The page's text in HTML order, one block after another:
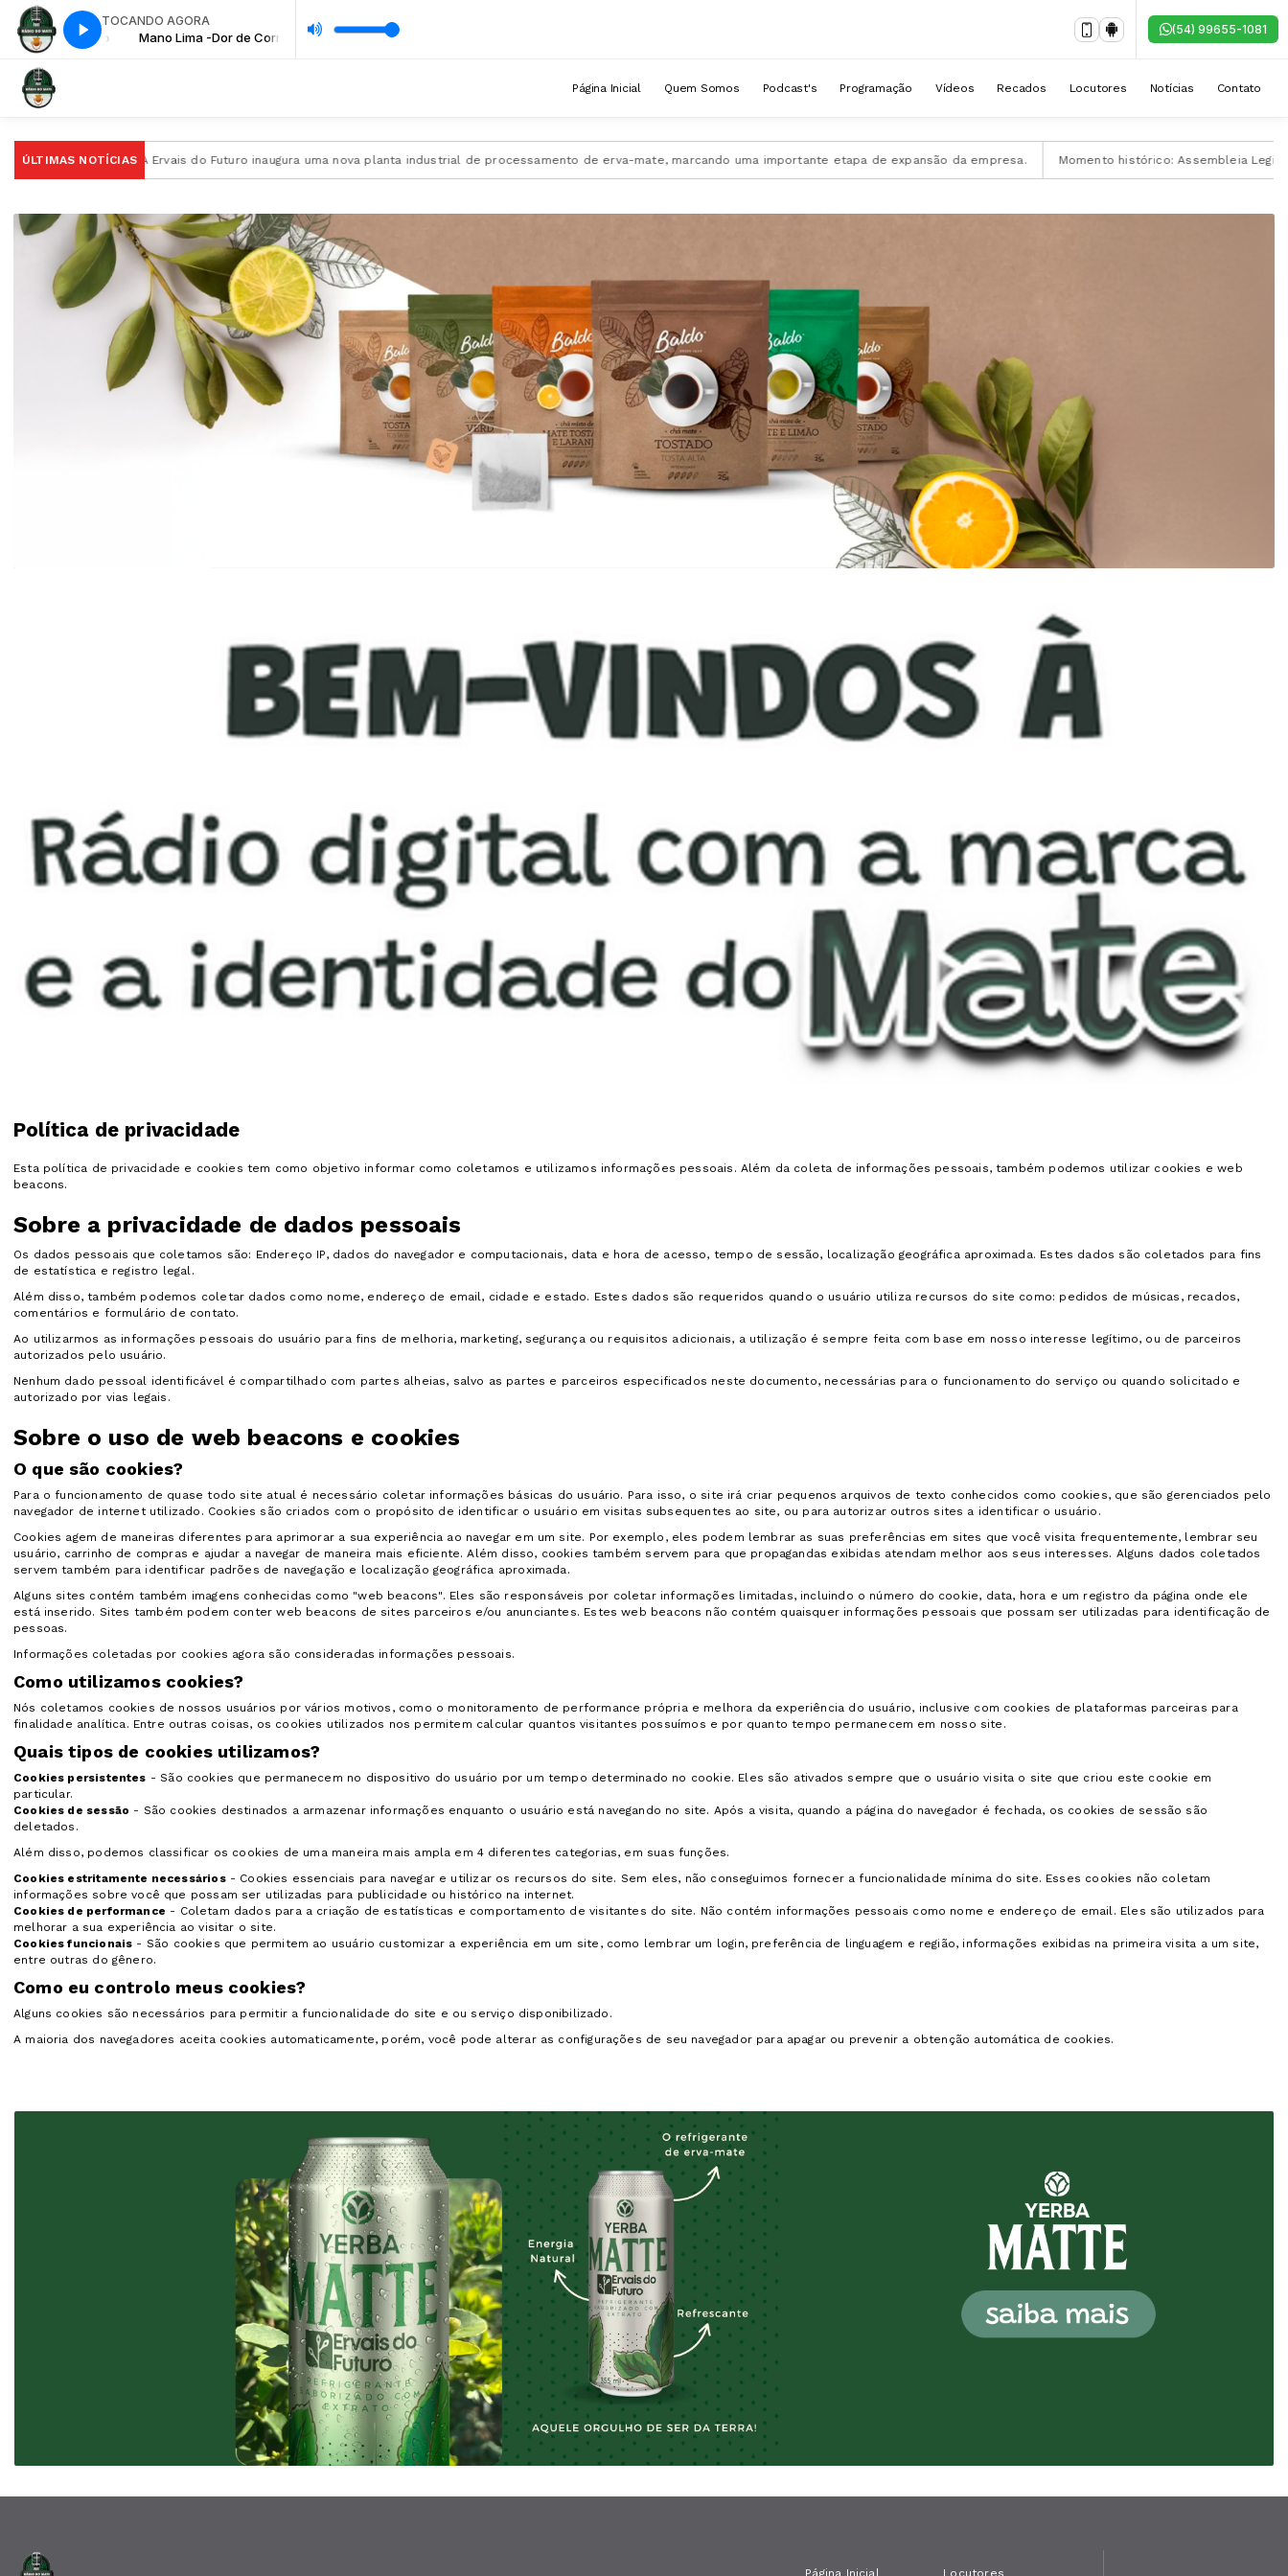
TOCANDO AGORA
de Corno Mano Lima -Dor de Corno
(54) 99655-1081
Página Inicial Quem Somos Podcast's Programação Vídeos Recados Locutores Notícias Contato
ÚLTIMAS NOTÍCIAS
Mate A Ervais do Futuro inaugura uma nova planta industrial de processamento de erva-mate, marcando uma importante etapa de expansão da empresa. Momento histórico: Assembleia Legislativa
Política de privacidade
Esta política de privacidade e cookies tem como objetivo informar como coletamos e utilizamos informações pessoais. Além da coleta de informações pessoais, também podemos utilizar cookies e web
beacons.
Sobre a privacidade de dados pessoais
Os dados pessoais que coletamos são: Endereço IP, dados do navegador e computacionais, data e hora de acesso, tempo de sessão, localização geográfica aproximada. Estes dados são coletados para fins
de estatística e registro legal.
Além disso, também podemos coletar dados como nome, endereço de email, cidade e estado. Estes dados são requeridos quando o usuário utiliza recursos do site como: pedidos de músicas, recados,
comentários e formulário de contato.
Ao utilizarmos as informações pessoais do usuário para fins de melhoria, marketing, segurança ou requisitos adicionais, a utilização é sempre feita com base em nosso interesse legítimo, ou de parceiros
autorizados pelo usuário.
Nenhum dado pessoal identificável é compartilhado com partes alheias, salvo as partes e parceiros especificados neste documento, necessárias para o funcionamento do serviço ou quando solicitado e
autorizado por vias legais.
Sobre o uso de web beacons e cookies
O que são cookies?
Para o funcionamento de quase todo site atual é necessário coletar informações básicas do usuário. Para isso, o site irá criar pequenos arquivos de texto conhecidos como cookies, que são gerenciados pelo
navegador de internet utilizado. Cookies são criados com o propósito de identificar o usuário em visitas subsequentes ao site, ou para autorizar outros sites a identificar o usuário.
Cookies agem de maneiras diferentes para aprimorar a sua experiência ao navegar em um site. Por exemplo, eles podem lembrar as suas preferências em sites que você visita frequentemente, lembrar seu
usuário, carrinho de compras e ajudar a navegar de maneira mais eficiente. Além disso, cookies também servem para que propagandas exibidas atendam melhor aos seus interesses. Alguns dados coletados
servem também para identificar padrões de navegação e localização geográfica aproximada.
Alguns sites contém também imagens conhecidas como "web beacons". Eles são responsáveis por coletar informações limitadas, incluindo o número do cookie, data, hora e um registro da página onde ele
está inserido. Sites também podem conter web beacons de sites parceiros e/ou anunciantes. Estes web beacons não contém quaisquer informações pessoais que possam ser utilizadas para identificação de
pessoas.
Informações coletadas por cookies agora são consideradas informações pessoais.
Como utilizamos cookies?
Nós coletamos cookies de nossos usuários por vários motivos, como o monitoramento de performance própria e melhora da experiência do usuário, inclusive com cookies de plataformas parceiras para
finalidade analítica. Entre outras coisas, os cookies utilizados nos permitem calcular quantos visitantes possuímos e por quanto tempo permanecem em nosso site.
Quais tipos de cookies utilizamos?
Cookies persistentes - São cookies que permanecem no dispositivo do usuário por um tempo determinado no cookie. Eles são ativados sempre que o usuário visita o site que criou este cookie em
particular.
Cookies de sessão - São cookies destinados a armazenar informações enquanto o usuário está navegando no site. Após a visita, quando a página do navegador é fechada, os cookies de sessão são
deletados.
Além disso, podemos classificar os cookies de uma maneira mais ampla em 4 diferentes categorias, em suas funções.
Cookies estritamente necessários- Cookies essenciais para navegar e utilizar os recursos do site. Sem eles, não conseguimos fornecer a funcionalidade mínima do site. Esses cookies não coletam
informações sobre você que possam ser utilizadas para publicidade ou histórico na internet.
Cookies de performance - Coletam dados para a criação de estatísticas e comportamento de visitantes do site. Não contém informações pessoais como nome e endereço de email. Eles são utilizados para
melhorar a sua experiência ao visitar o site.
Cookies funcionais - São cookies que permitem ao usuário customizar a experiência em um site, como lembrar um login, preferência de linguagem e região, informações exibidas na primeira visita a um site,
entre outras do gênero.
Como eu controlo meus cookies?
Alguns cookies são necessários para permitir a funcionalidade do site e ou serviço disponibilizado.
A maioria dos navegadores aceita cookies automaticamente, porém, você pode alterar as configurações de seu navegador para apagar ou prevenir a obtenção automática de cookies.
Página Inicial Locutores